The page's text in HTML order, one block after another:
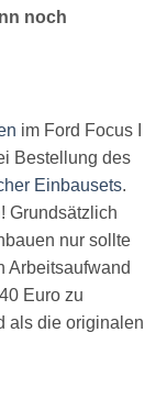
noch
im Ford Focus I
Bestellung des
Einbausets.
Grundsätzlich
nur sollte
Arbeitsaufwand
Euro zu
als die originalen